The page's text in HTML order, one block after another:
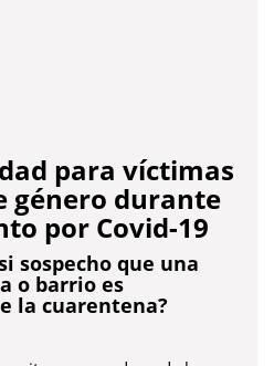
para víctimas
género durante
por Covid-19
sospecho que una
o barrio es
la cuarentena?